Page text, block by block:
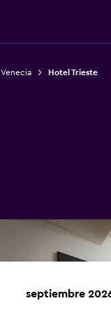
Hotel Trieste
septiembre